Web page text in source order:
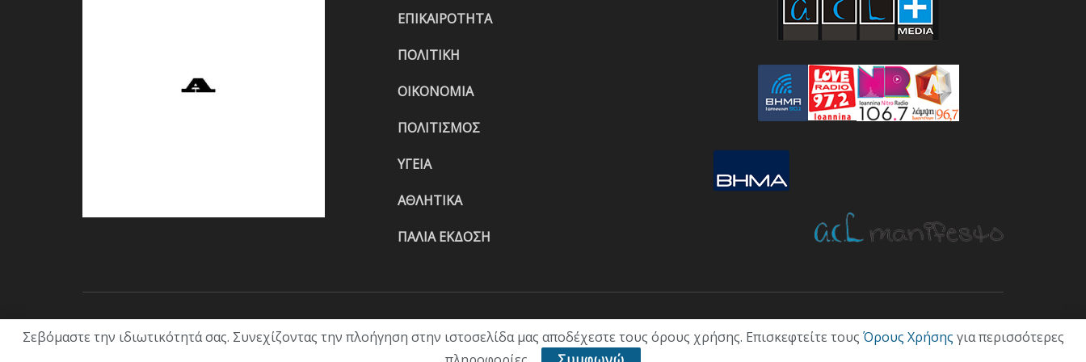
ΕΠΙΚΑΙΡΟΤΗΤΑ
ΠΟΛΙΤΙΚΗ
ΟΙΚΟΝΟΜΙΑ
ΠΟΛΙΤΙΣΜΟΣ
ΥΓΕΙΑ
ΑΘΛΗΤΙΚΑ
ΠΑΛΙΑ ΕΚΔΟΣΗ
Σεβόμαστε την ιδιωτικότητά σας. Συνεχίζοντας την πλοήγηση στην ιστοσελίδα μας αποδέχεστε τους όρους χρήσης. Επισκεφτείτε τους Όρους Χρήσης για περισσότερες